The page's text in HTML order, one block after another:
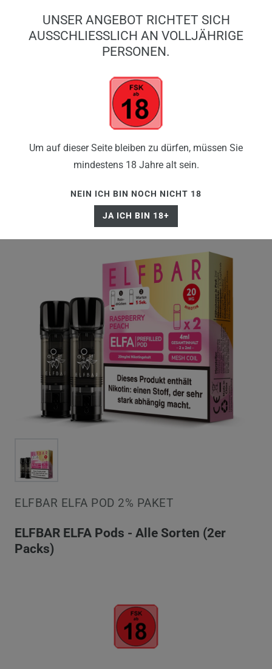
0
0,00 EUR
ELFBAR ELFA POD 2% PAKET
ELFBAR ELFA Pods - Alle Sorten (2er
Packs)
UNSER ANGEBOT RICHTET SICH
AUSSCHLIESSLICH AN VOLLJÄHRIGE P
ERSONEN.
Um auf dieser Seite bleiben zu dürfen, müssen Sie
mindestens 18 Jahre alt sein.
NEIN ICH BIN NOCH NICHT 18
JA ICH BIN 18+